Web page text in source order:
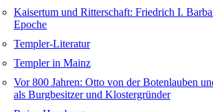
Kaisertum und Ritterschaft: Friedrich I.
Epoche
Templer-Literatur
Templer in Mainz
Vor 800 Jahren: Otto von der Botenlauben
als Burgbesitzer und Klostergründer